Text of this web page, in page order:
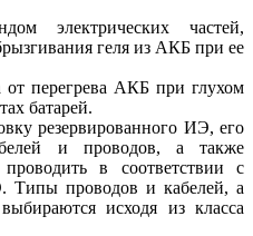
электрических частей,
геля из АКБ при ее
от перегрева АКБ при глухом
батарей.
резервированного ИЭ, его
и проводов, а также
в соответствии с
Типы проводов и кабелей, а
исходя из класса